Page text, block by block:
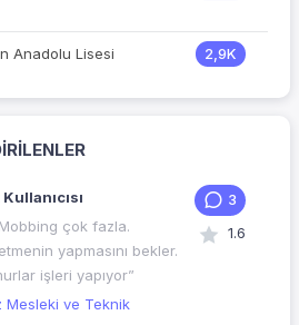
Anadolu Lisesi 2,9K
çok fazla.
yapmasını bekler.
işleri yapıyor”
Mesleki ve Teknik
3
1.6